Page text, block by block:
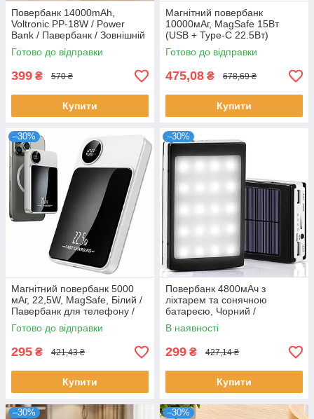
Повербанк 14000mAh,
Voltronic PP-18W / Power
Bank / Павербанк / Зовнішній
акумулятор
Готово до відправки
399 ₴ 570 ₴
Купити
Магнітний повербанк
10000мАг, MagSafe 15Вт
(USB + Type-C 22.5Вт)
Зелений / Бездротовий
павербанк / Power Bank /
УМБ
Готово до відправки
475,08 ₴ 678,69 ₴
Купити
–30%
Магнітний повербанк 5000
мАг, 22,5W, MagSafe, Білий /
Павербанк для телефону /
Бездротовий повербанк /
PowerBank
Готово до відправки
295 ₴ 421,43 ₴
Купити
–30%
Повербанк 4800мАч з
ліхтарем та сонячною
батареєю, Чорний /
Портативний зовнішній
акумулятор
В наявності
299 ₴ 427,14 ₴
Купити
–30% –30%